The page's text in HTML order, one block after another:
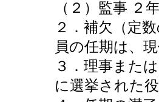
（２）監事 ２年
２．補欠（定
員の任期は、
３．理事また
に選挙された